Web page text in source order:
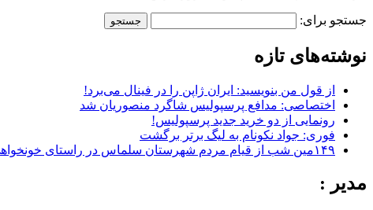
جستجو برای:
نوشته‌های تازه
از قول من بنویسید: ایران ژاپن را در فینال می‌برد!
اختصاصی: مدافع پرسپولیس شاگرد منصوریان شد
رونمایی از دو خرید جدید پرسپولیس!
فوری: جواد نکونام به لیگ برتر برگشت
۱۴۹مین شب از قیام مردم شهرستان سلماس در راستای خونخواهی رهبر شهید + تصاویر
مدیر :